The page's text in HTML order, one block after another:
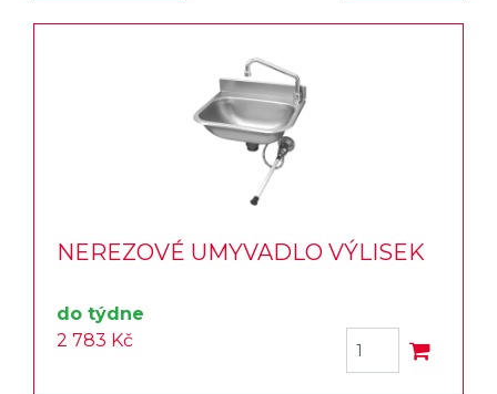
NEREZOVÉ UMYVADLO VÝLISEK
do týdne
2 783 Kč